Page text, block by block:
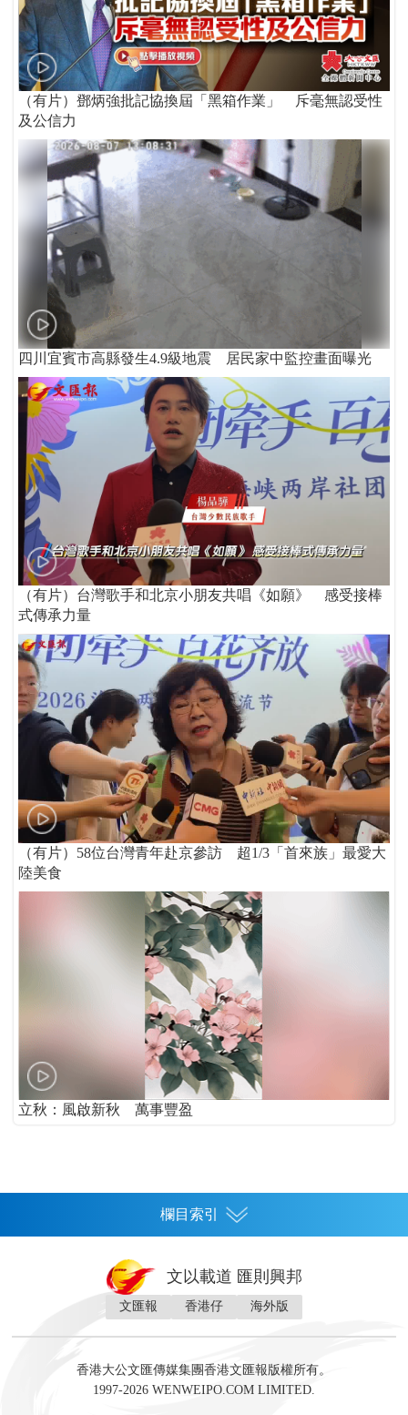
（有片）鄧炳強批記協換屆「黑箱作業」 斥毫無認受性
及公信力
四川宜賓市高縣發生4.9級地震 居民家中監控畫面曝光
（有片）台灣歌手和北京小朋友共唱《如願》 感受接棒
式傳承力量
（有片）58位台灣青年赴京參訪 超1/3「首來族」最愛大
陸美食
立秋：風啟新秋 萬事豐盈
欄目索引
灣區人
財經 地產 投資 財評 數字經濟
文以載道 匯則興邦
文匯報 香港仔 海外版
香港大公文匯傳媒集團香港文匯報版權所有。
1997-2026 WENWEIPO.COM LIMITED.